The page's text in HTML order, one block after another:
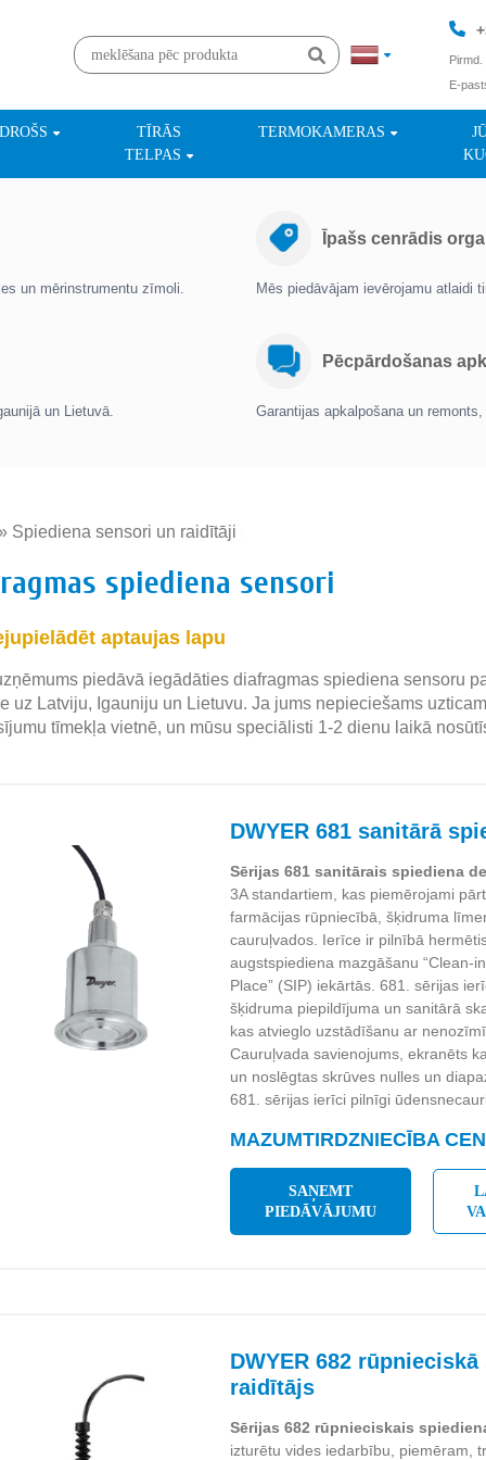
E-
TĪRĀS
TELPAS
TERMOKAMERAS
un mērinstrumentu zīmoli.
Īpašs cenrādis
Mēs piedāvājam ievērojamu atlaidi
un Lietuvā.
Pēcpārdošanas
Garantijas apkalpošana un
Spiediena sensori un raidītāji
spiediena sensori
aptaujas lapu
piedāvā iegādāties diafragmas spiediena sensoru
uz Latviju, Igauniju un Lietuvu. Ja jums nepieciešams
tīmekļa vietnē, un mūsu speciālisti 1-2 dienu laikā
DWYER 681 sanitārā
Sērijas 681 sanitārais spiediena
3A standartiem, kas piemērojami
farmācijas rūpniecībā, šķidruma
cauruļvados. Ierīce ir pilnībā
augstspiediena mazgāšanu “Clean-
Place” (SIP) iekārtās. 681. sērijas
šķidruma piepildījuma un sanitārā
kas atvieglo uzstādīšanu ar
Cauruļvada savienojums, ekranēts
un noslēgtas skrūves nulles un
681. sērijas ierīci pilnīgi
MAZUMTIRDZNIECĪBA
SAŅEMT
PIEDĀVĀJUMU
DWYER 682
raidītājs
Sērijas 682 rūpnieciskais
izturētu vides iedarbību, piemēram,